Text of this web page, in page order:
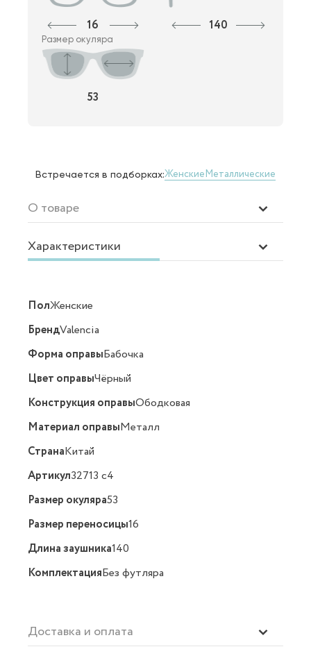
16 140
Размер окуляра
53
Встречается в подборках:ЖенскиеМеталлические
О товаре
Характеристики
ПолЖенские
БрендValencia
Форма оправыБабочка
Цвет оправыЧёрный
Конструкция оправыОбодковая
Материал оправыМеталл
СтранаКитай
Артикул32713 c4
Размер окуляра53
Размер переносицы16
Длина заушника140
КомплектацияБез футляра
Доставка и оплата